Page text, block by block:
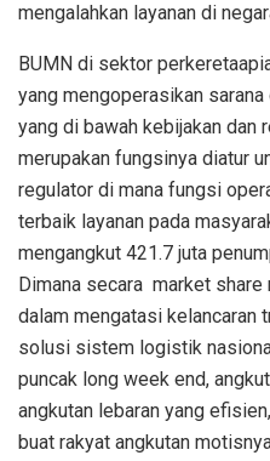
mengalahkan layanan di
BUMN di sektor
yang mengoperasikan
yang di bawah kebijakan dan
merupakan fungsinya diatur
regulator di mana fungsi
terbaik layanan pada
mengangkut 421.7 juta
Dimana secara market share
dalam mengatasi kelancaran
solusi sistem logistik
puncak long week end,
angkutan lebaran yang
buat rakyat angkutan